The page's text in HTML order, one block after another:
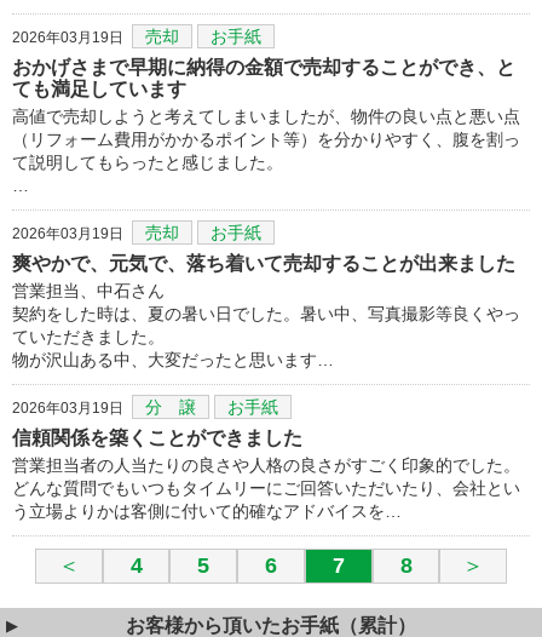
2026年03月19日 売却 お手紙
おかげさまで早期に納得の金額で売却することができ、と
ても満足しています
高値で売却しようと考えてしまいましたが、物件の良い点と悪い点
（リフォーム費用がかかるポイント等）を分かりやすく、腹を割っ
て説明してもらったと感じました。
2026年03月19日 売却 お手紙
爽やかで、元気で、落ち着いて売却することが出来ました
営業担当、中石さん
契約をした時は、夏の暑い日でした。暑い中、写真撮影等良くやっ
ていただきました。
物が沢山ある中、大変だったと思います…
2026年03月19日 分 譲 お手紙
信頼関係を築くことができました
営業担当者の人当たりの良さや人格の良さがすごく印象的でした。
どんな質問でもいつもタイムリーにご回答いただいたり、会社とい
う立場よりかは客側に付いて的確なアドバイスを…
＜ 4 5 6 7 8 ＞
お客様から頂いたお手紙（累計）